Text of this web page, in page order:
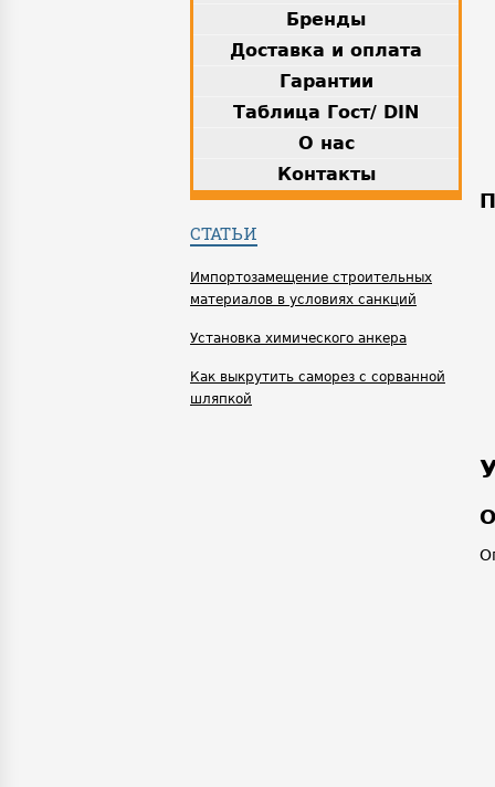
Бренды
Доставка и оплата
Гарантии
Таблица Гост/ DIN
О нас
Контакты
СТАТЬИ
Импортозамещение строительных
материалов в условиях санкций
Установка химического анкера
Как выкрутить саморез с сорванной
шляпкой